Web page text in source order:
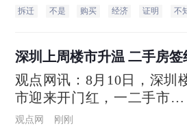
办啊？
拆迁 不是 购买 经济 证明 不
深圳上周楼市升温 二手房签
观点网讯：8月10日，深圳
市迎来开门红，一二手市场
同步升温，购房需求加速释
观点网 刚刚